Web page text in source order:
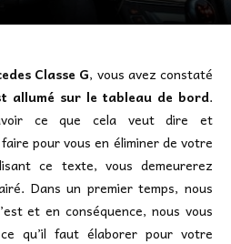
Classe G, vous avez constaté
allumé sur le tableau de bord.
ce que cela veut dire et
pour vous en éliminer de votre
ce texte, vous demeurerez
Dans un premier temps, nous
et en conséquence, nous vous
qu’il faut élaborer pour votre